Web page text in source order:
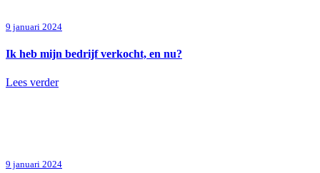
9 januari 2024
Ik heb mijn bedrijf verkocht, en nu?
Lees verder
9 januari 2024